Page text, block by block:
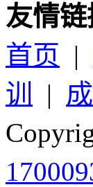
友情链
首页 |
训
|